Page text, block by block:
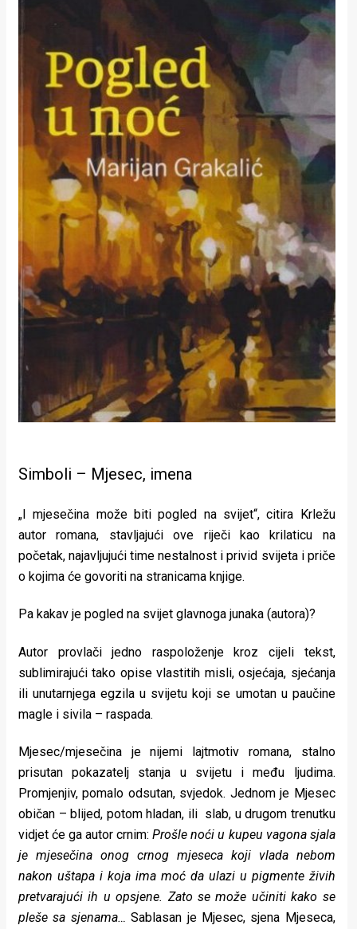
Simboli – Mjesec, imena
„I mjesečina može biti pogled na svijet“, citira Krležu
autor romana, stavljajući ove riječi kao krilaticu na
početak, najavljujući time nestalnost i privid svijeta i priče
o kojima će govoriti na stranicama knjige.
Pa kakav je pogled na svijet glavnoga junaka (autora)?
Autor provlači jedno raspoloženje kroz cijeli tekst,
sublimirajući tako opise vlastitih misli, osjećaja, sjećanja
ili unutarnjega egzila u svijetu koji se umotan u paučine
magle i sivila – raspada.
Mjesec/mjesečina je nijemi lajtmotiv romana, stalno
prisutan pokazatelj stanja u svijetu i među ljudima.
Promjenjiv, pomalo odsutan, svjedok. Jednom je Mjesec
običan – blijed, potom hladan, ili slab, u drugom trenutku
vidjet će ga autor crnim:Prošle noći u kupeu vagona sjala
je mjesečina onog crnog mjeseca koji vlada nebom
nakon uštapa i koja ima moć da ulazi u pigmente živih
pretvarajući ih u opsjene. Zato se može učiniti kako se
pleše sa sjenama… Sablasan je Mjesec, sjena Mjeseca,